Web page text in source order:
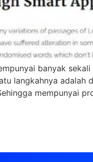
banyak
langkahnya adalah
mempunyai